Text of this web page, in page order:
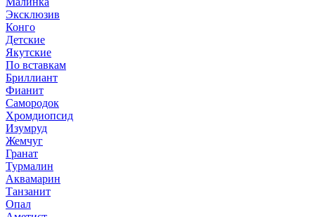
Эксклюзив
Конго
Детские
Якутские
По вставкам
Бриллиант
Фианит
Самородок
Хромдиопсид
Изумруд
Жемчуг
Гранат
Турмалин
Аквамарин
Танзанит
Опал